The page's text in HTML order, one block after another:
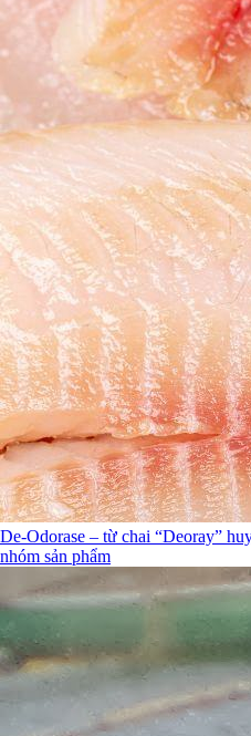
De-Odorase – từ chai “Deoray”
nhóm sản phẩm